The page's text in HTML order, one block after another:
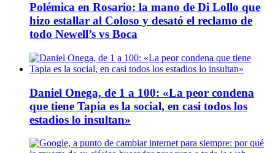
Polémica en Rosario: la mano de Di Lollo que
hizo estallar al Coloso y desató el reclamo de
todo Newell’s vs Boca
Daniel Onega, de 1 a 100: «La peor condena
que tiene Tapia es la social, en casi todos los
estadios lo insultan»